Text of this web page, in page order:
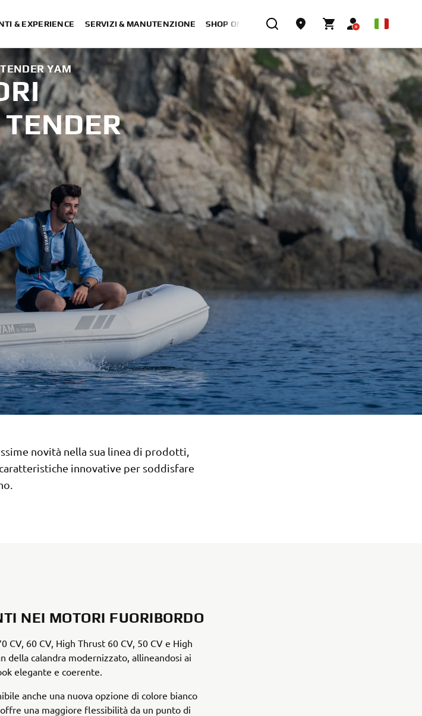
& EXPERIENCE SERVIZI & MANUTENZIONE SHOP ONLINE
YAM
novità nella sua linea di prodotti,
innovative per soddisfare
NEI MOTORI FUORIBORDO
CV, 60 CV, High Thrust 60 CV, 50 CV e High
della calandra modernizzato, allineandosi ai
elegante e coerente.
anche una nuova opzione di colore bianco
offre una maggiore flessibilità da un punto di